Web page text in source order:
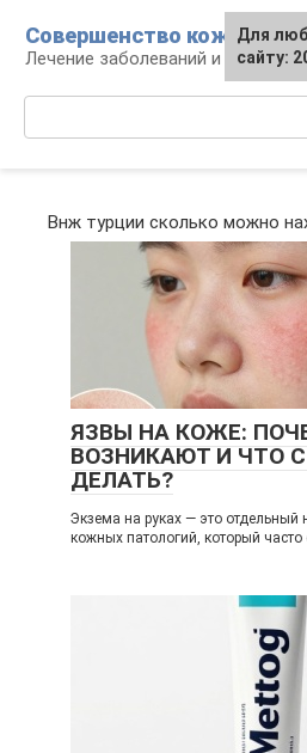
контенту
Совершенство кожи
Лечение заболеваний и уход за
Внж турции сколько можно
ЯЗВЫ НА КОЖЕ:
ВОЗНИКАЮТ И ЧТО
ДЕЛАТЬ?
Экзема на руках — это отдельный
кожных патологий, который
Для
сайту: